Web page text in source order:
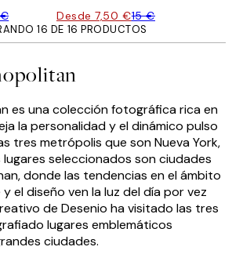
Desde 7,50 €15 €
16 DE 16 PRODUCTOS
es una colección fotográfica rica en
la personalidad y el dinámico pulso
tres metrópolis que son Nueva York,
lugares seleccionados son ciudades
donde las tendencias en el ámbito
el diseño ven la luz del día por vez
de Desenio ha visitado las tres
lugares emblemáticos
ciudades.